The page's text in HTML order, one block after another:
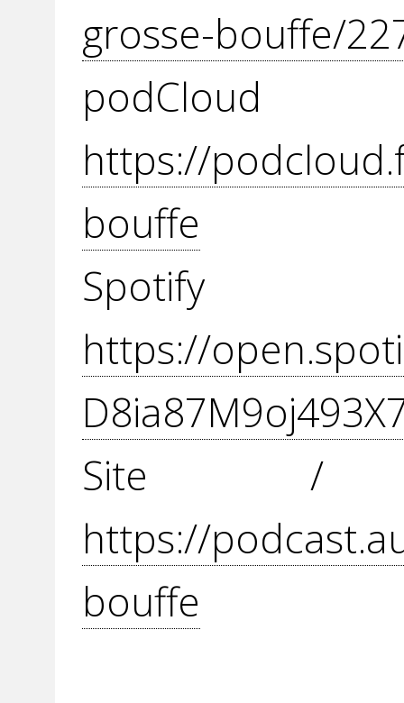
grosse-bouffe/
https://
bouffe
https://
Site /
https://
bouffe